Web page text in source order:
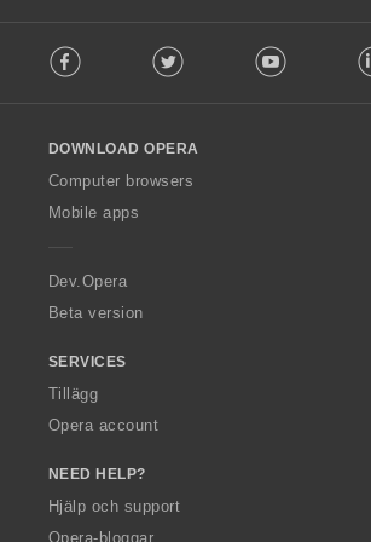
o
w
O
p
a
Facebook Twitter Youtube
DOWNLOAD OPERA
Computer browsers
Mobile apps
Dev.Opera
Beta version
SERVICES
Tillägg
Opera account
NEED HELP?
Hjälp och support
Opera-bloggar